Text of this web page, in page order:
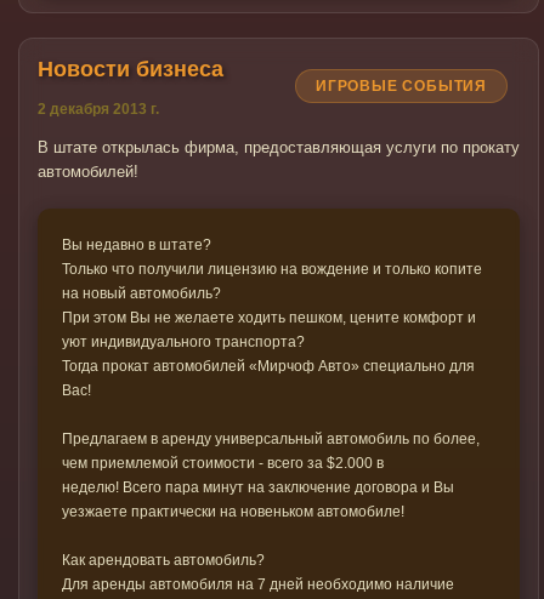
ИГРОВЫЕ СОБЫТИЯ
Новости бизнеса
2 декабря 2013 г.
В штате открылась фирма, предоставляющая услуги по прокату
автомобилей!
Вы недавно в штате?
Только что получили лицензию на вождение и только копите
на новый автомобиль?
При этом Вы не желаете ходить пешком, цените комфорт и
уют индивидуального транспорта?
Тогда прокат автомобилей «Мирчоф Авто» специально для
Вас!
Предлагаем в аренду универсальный автомобиль по более,
чем приемлемой стоимости - всего за $2.000 в
неделю! Всего пара минут на заключение договора и Вы
уезжаете практически на новеньком автомобиле!
Как арендовать автомобиль?
Для аренды автомобиля на 7 дней необходимо наличие